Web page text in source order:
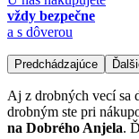
vždy bezpečne
a s dôverou
Predchádzajúce
Aj z drobných vecí
drobným ste pri
na Dobrého Anjela.